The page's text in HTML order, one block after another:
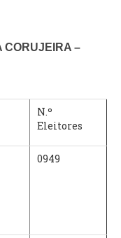
CORUJEIRA –
N.º
Eleitores
0949